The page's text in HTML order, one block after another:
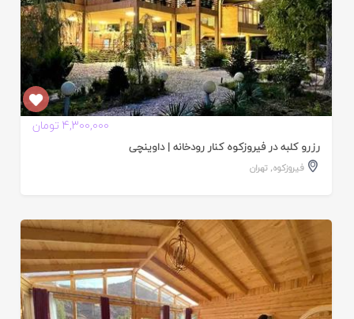
4,300,000 تومان
رزرو کلبه در فیروزکوه کنار رودخانه | داوینچی
فیروزکوه,تهران